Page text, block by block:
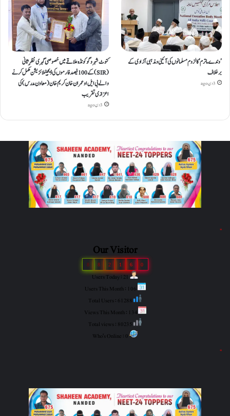
’وندے ماترم‘ کا لزوم مسلمانوں کی آئینی ومذہبی آزادی کے
برخلاف
3 دن ago
کنوٹ شہر و گوکونڈہ علاقے میں خصوصی گہری نظرِ ثانی
(SIR) کے 100 فیصد فارموں کی ڈیجیٹلائزیشن مکمل کرنے
والے بی ایل او عمران خان کریم خان (معاون مدرس) کی
اعزازی تقریب
3 دن ago
"
Our Visitor
0
6
1
2
8
8
Users Today : 21
"